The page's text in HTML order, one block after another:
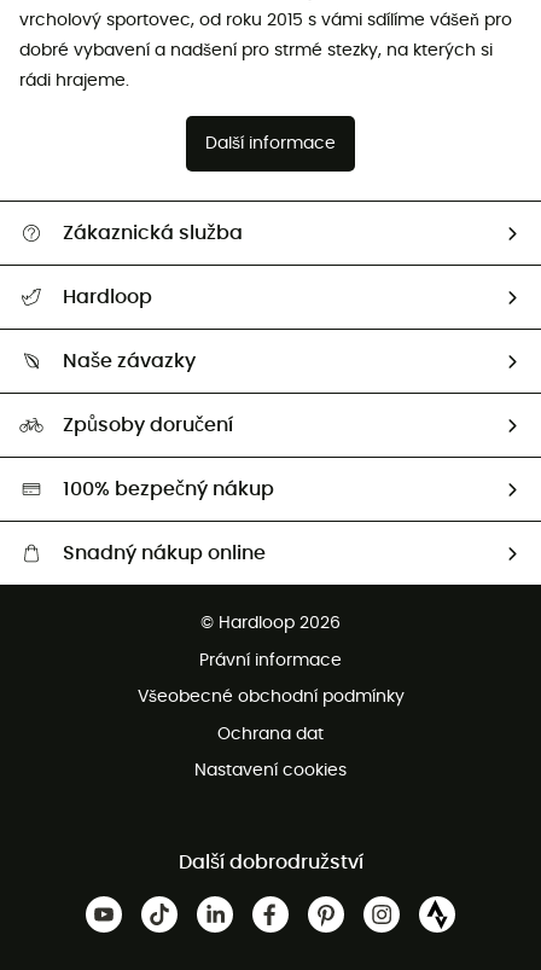
vrcholový sportovec, od roku 2015 s vámi sdílíme vášeň pro
dobré vybavení a nadšení pro strmé stezky, na kterých si
rádi hrajeme.
Další informace
Zákaznická služba
Vrácení zboží a peněz
Hardloop
Naši Ambasadoři
Naše závazky
HardGreen
Způsoby doručení
100% bezpečný nákup
Snadný nákup online
Bezplatná zákaznická služba
© Hardloop 2026
Právní informace
Všeobecné obchodní podmínky
Ochrana dat
Nastavení cookies
Další dobrodružství